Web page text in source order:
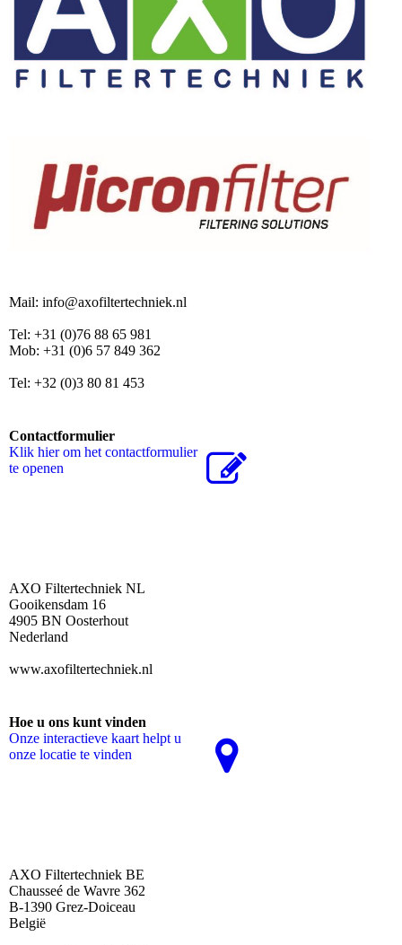
Mail: info@axofiltertechniek.nl
Tel: +31 (0)76 88 65 981
Mob: +31 (0)6 57 849 362
Tel: +32 (0)3 80 81 453
Contactformulier
Klik hier om het contactformulier
te openen
AXO Filtertechniek NL
Gooikensdam 16
4905 BN Oosterhout
Nederland
www.axofiltertechniek.nl
Hoe u ons kunt vinden
Onze interactieve kaart helpt u
onze locatie te vinden
AXO Filtertechniek BE
Chausseé de Wavre 362
B-1390 Grez-Doiceau
België